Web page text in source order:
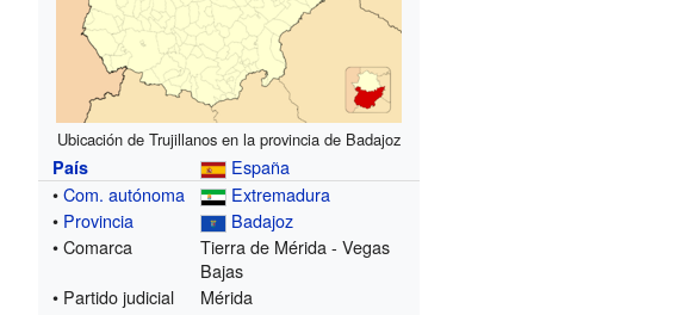
Ubicación de Trujillanos en la provincia de Badajoz
País
España
•Com. autónoma
Extremadura
• Provincia
Badajoz
• Comarca
Tierra de Mérida - Vegas
Bajas
• Partido judicial
Mérida